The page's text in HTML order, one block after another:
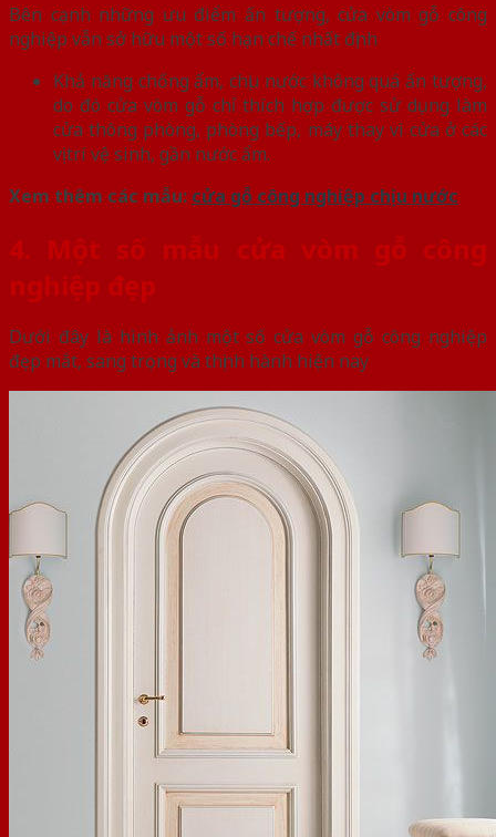
Bên cạnh những ưu điểm ấn tượng, cửa vòm gỗ công
nghiệp vẫn sở hữu một số hạn chế nhất định
Khả năng chống ẩm, chịu nước không quá ấn tượng,
do đó cửa vòm gỗ chỉ thích hợp được sử dụng làm
cửa thông phòng, phòng bếp, máy thay vì cửa ở các
vị trí vệ sinh, gần nước ẩm.
Xem thêm các mẫu: cửa gỗ công nghiệp chịu nước
4. Một số mẫu cửa vòm gỗ công
nghiệp đẹp
Dưới đây là hình ảnh một số cửa vòm gỗ công nghiệp
đẹp mắt, sang trọng và thịnh hành hiện nay